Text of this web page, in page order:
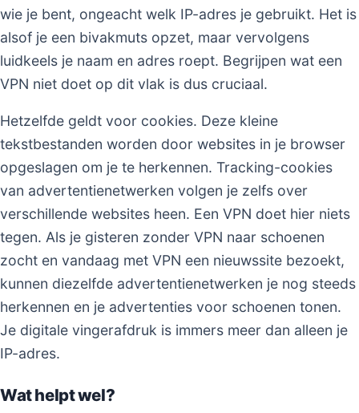
wie je bent, ongeacht welk IP-adres je gebruikt. Het is
alsof je een bivakmuts opzet, maar vervolgens
luidkeels je naam en adres roept. Begrijpen wat een
VPN niet doet op dit vlak is dus cruciaal.
Hetzelfde geldt voor cookies. Deze kleine
tekstbestanden worden door websites in je browser
opgeslagen om je te herkennen. Tracking-cookies
van advertentienetwerken volgen je zelfs over
verschillende websites heen. Een VPN doet hier niets
tegen. Als je gisteren zonder VPN naar schoenen
zocht en vandaag met VPN een nieuwssite bezoekt,
kunnen diezelfde advertentienetwerken je nog steeds
herkennen en je advertenties voor schoenen tonen.
Je digitale vingerafdruk is immers meer dan alleen je
IP-adres.
Wat helpt wel?